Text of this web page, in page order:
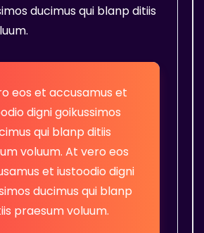
ducimus qui blanp ditiis
eos et accusamus et
digni goikussimos
qui blanp ditiis
voluum. At vero eos
et iustoodio digni
ducimus qui blanp
praesum voluum.